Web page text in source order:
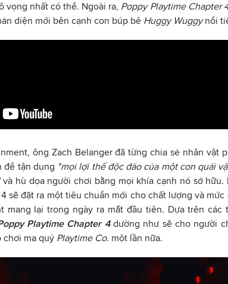
vọng nhất có thể. Ngoài ra, Poppy Playtime Chapter
diện mới bên cạnh con búp bê Huggy Wuggynổi
ông Zach Belanger đã từng chia sẻ nhân vật
để tận dụng "mọi lợi thế độc đáo của một con quái
và hù dọa người chơi bằng mọi khía cạnh nó sở hữu.
sẽ đặt ra một tiêu chuẩn mới cho chất lượng và mức
mang lại trong ngày ra mắt đầu tiên. Dựa trên các
Playtime Chapter 4dường như sẽ cho người
chơi ma quỷ Playtime Co. một lần nữa.